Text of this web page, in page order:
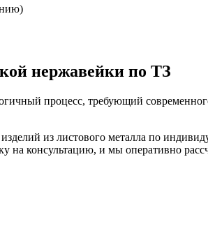
нержавейки по ТЗ
процесс, требующий
из листового металла по
на консультацию, и мы оперативно